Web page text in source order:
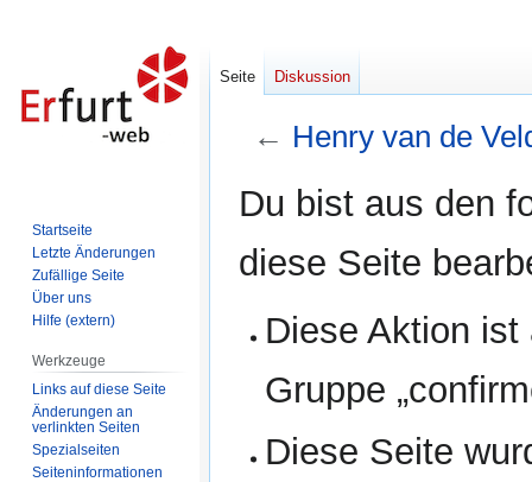
← Henry van de
Zur
Navigation
Zur
Suche
Du bist aus den
diese Seite
Diese Aktion
Gruppe
Diese Seite
Seite Diskussion
Startseite
Letzte Änderungen
Zufällige Seite
Über uns
Hilfe (extern)
Werkzeuge
Links auf diese Seite
Änderungen an
verlinkten Seiten
Spezialseiten
Seiten­informationen